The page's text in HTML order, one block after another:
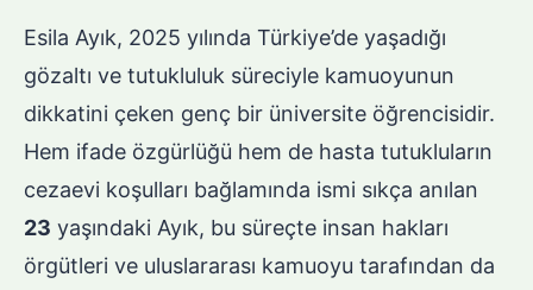
Esila Ayık, 2025 yılında Türkiye’de yaşadığı
gözaltı ve tutukluluk süreciyle kamuoyunun
dikkatini çeken genç bir üniversite öğrencisidir.
Hem ifade özgürlüğü hem de hasta tutukluların
cezaevi koşulları bağlamında ismi sıkça anılan
23 yaşındaki Ayık, bu süreçte insan hakları
örgütleri ve uluslararası kamuoyu tarafından da